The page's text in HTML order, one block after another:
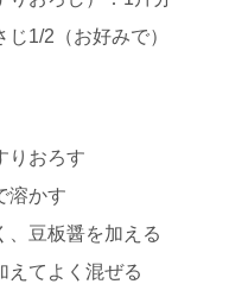
じ1/2（お好みで）
りおろす
溶かす
、豆板醤を加える
えてよく混ぜる